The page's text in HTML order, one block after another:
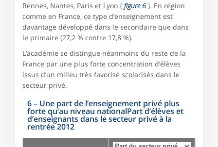
Rennes, Nantes, Paris et Lyon ( figure 6 ). En région
comme en France, ce type d’enseignement est
davantage développé dans le secondaire que dans
le primaire (27,2 % contre 17,8 %).
L’académie se distingue néanmoins du reste de la
France par une plus forte concentration d’élèves
issus d’un milieu très favorisé scolarisés dans le
secteur privé.
6– Une part de l’enseignement privé plus
forte qu’au niveau nationalPart d’élèves et
d’enseignants dans le secteur privé à la
rentrée 2012